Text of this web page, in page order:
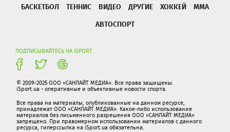
БАСКЕТБОЛ
ТЕННИС ВИДЕО ДРУГИЕ ХОККЕЙ
ММА
АВТОСПОРТ
ПОДПИСЫВАЙТЕСЬ НА ISPORT
© 2009-2025 ООО «САНЛАЙТ МЕДИА». Все права защищены.
iSport.ua - оперативные и объективные новости спорта.
Все права на материалы, опубликованные на данном ресурсе,
принадлежат ООО «САНЛАЙТ МЕДИА». Какое-либо использование
материалов без письменного разрешения ООО «САНЛАЙТ МЕДИА»
запрещено. При правомерном использовании материалов с данного
ресурса, гиперссылка на iSport.ua обязательна.